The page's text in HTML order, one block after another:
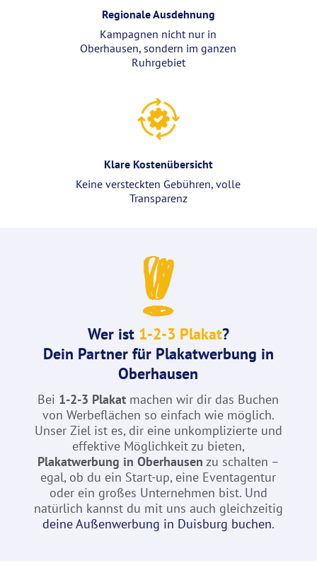
Regionale Ausdehnung
Kampagnen nicht nur in
Oberhausen, sondern im ganzen
Ruhrgebiet
Klare Kostenübersicht
Keine versteckten Gebühren, volle
Transparenz
Wer ist 1-2-3 Plakat?
Dein Partner für Plakatwerbung in
Oberhausen
Bei 1-2-3 Plakat machen wir dir das Buchen
von Werbeflächen so einfach wie möglich.
Unser Ziel ist es, dir eine unkomplizierte und
effektive Möglichkeit zu bieten,
Plakatwerbung in Oberhausen zu schalten –
egal, ob du ein Start-up, eine Eventagentur
oder ein großes Unternehmen bist. Und
natürlich kannst du mit uns auch gleichzeitig
deine Außenwerbung in Duisburg buchen.